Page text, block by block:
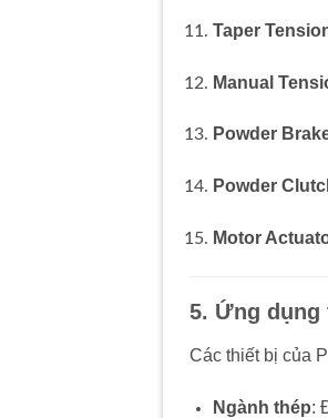
Taper
Manual
Powder
Powder
Motor
5. Ứng dụng
Các thiết bị của
Ngành thép: